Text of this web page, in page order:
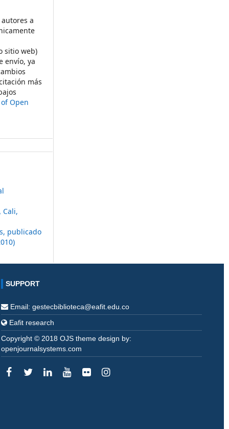
a
sitio web)
envío, ya
más
Open
Cali,
publicado
SUPPORT
Email: gestecbiblioteca@eafit.edu.co
Eafit research
Copyright © 2018 OJS theme design by:
openjournalsystems.com